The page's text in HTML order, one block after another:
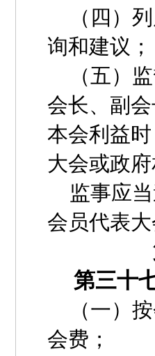
（四）
询和建议；
（五）
会长、副
本会利益
大会或政
监事应
会员代表
第三十
（一）
会费；